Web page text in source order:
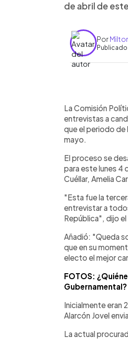
de abril de
Por
Publicado
►
La Comisión
entrevistas a
que el periodo de
mayo.
El proceso se
para este lunes 4
Cuéllar, Amelia
"Esta fue la
entrevistar a
República", dijo
Añadió: "Queda
que en su
electo el mejor
FOTOS:
Gubernamental?
Inicialmente eran
Alarcón Jovel
La actual